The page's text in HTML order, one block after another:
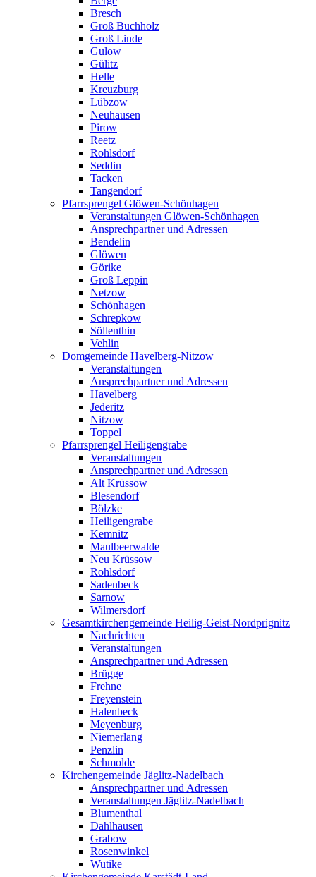
Bresch
Groß Buchholz
Groß Linde
Gulow
Gülitz
Helle
Kreuzburg
Lübzow
Neuhausen
Pirow
Reetz
Rohlsdorf
Seddin
Tacken
Tangendorf
Pfarrsprengel Glöwen-Schönhagen
Veranstaltungen Glöwen-Schönhagen
Ansprechpartner und Adressen
Bendelin
Glöwen
Görike
Groß Leppin
Netzow
Schönhagen
Schrepkow
Söllenthin
Vehlin
Domgemeinde Havelberg-Nitzow
Veranstaltungen
Ansprechpartner und Adressen
Havelberg
Jederitz
Nitzow
Toppel
Pfarrsprengel Heiligengrabe
Veranstaltungen
Ansprechpartner und Adressen
Alt Krüssow
Blesendorf
Bölzke
Heiligengrabe
Kemnitz
Maulbeerwalde
Neu Krüssow
Rohlsdorf
Sadenbeck
Sarnow
Wilmersdorf
Gesamtkirchengemeinde Heilig-Geist-Nordprignitz
Nachrichten
Veranstaltungen
Ansprechpartner und Adressen
Brügge
Frehne
Freyenstein
Halenbeck
Meyenburg
Niemerlang
Penzlin
Schmolde
Kirchengemeinde Jäglitz-Nadelbach
Ansprechpartner und Adressen
Veranstaltungen Jäglitz-Nadelbach
Blumenthal
Dahlhausen
Grabow
Rosenwinkel
Wutike